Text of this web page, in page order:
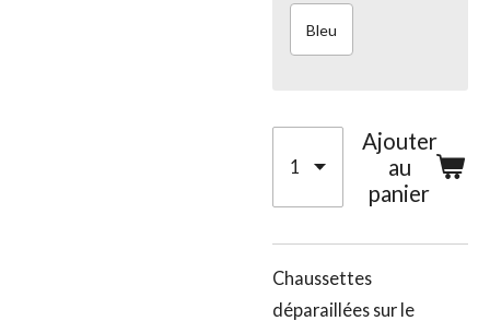
Bleu
Ajouter
au
panier
Chaussettes
déparaillées sur le